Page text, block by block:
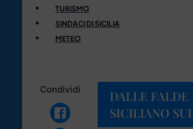
TURISMO
SINDACI DI SICILIA
METEO
Condividi
DALLE FALDE
SICILIANO